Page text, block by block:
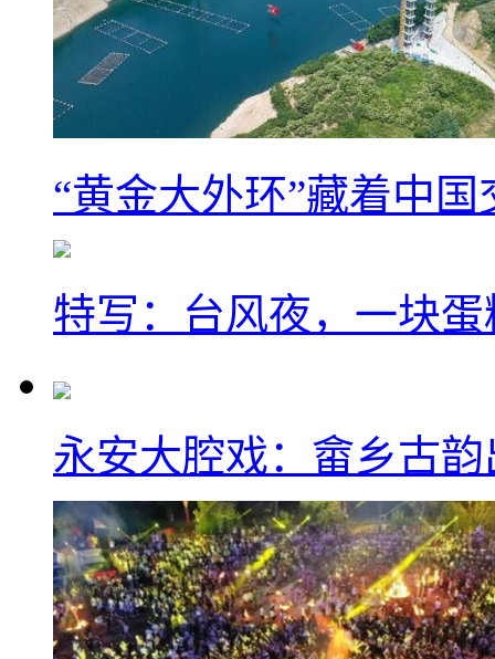
“黄金大外环”藏着中
特写：台风夜，一块
永安大腔戏：畲乡古